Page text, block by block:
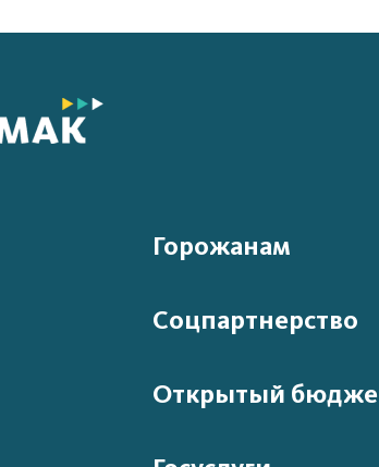
Горожанам
Соцпартнерство
Открытый